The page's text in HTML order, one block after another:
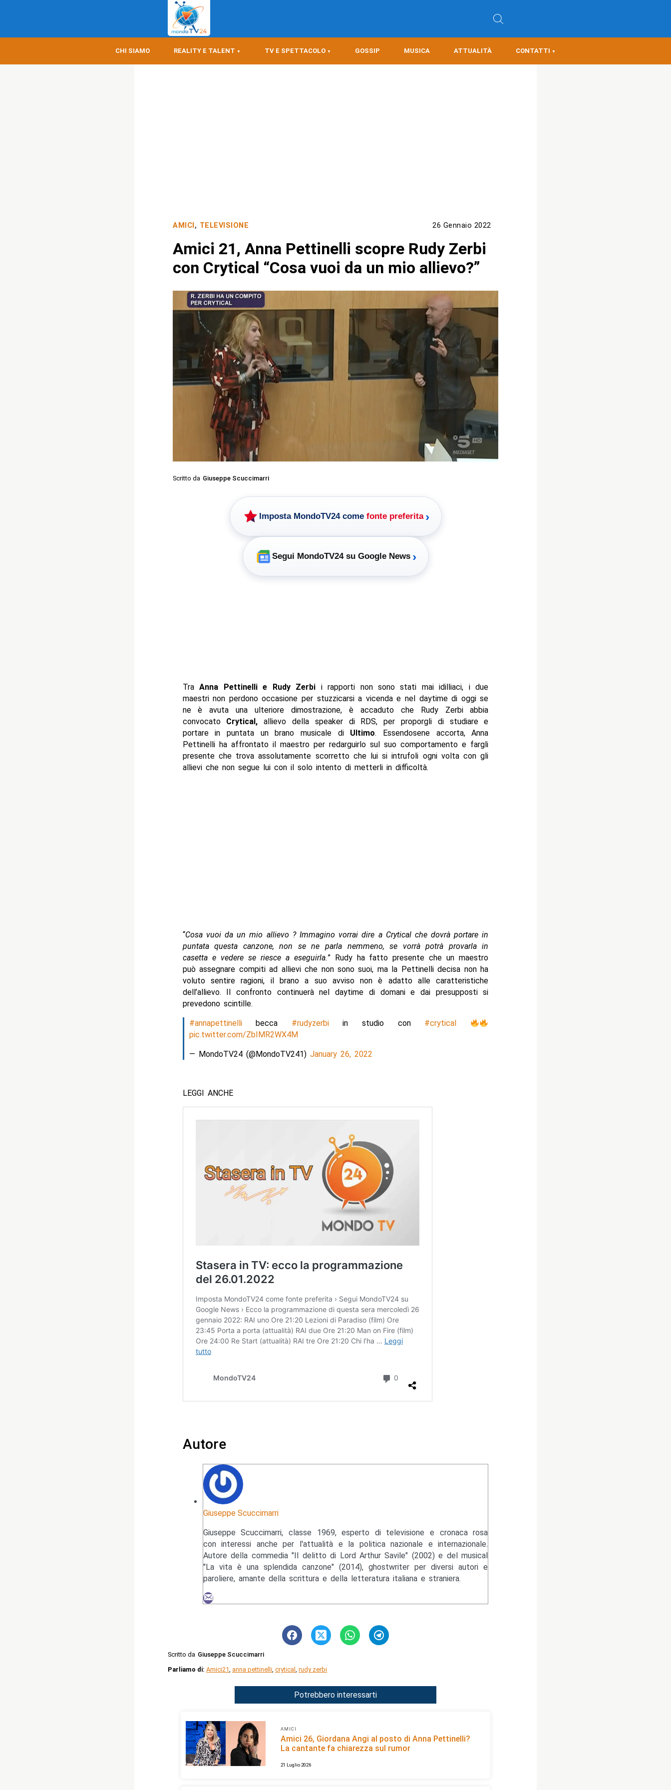
CHI SIAMO REALITY E TALENT TV E SPETTACOLO GOSSIP MUSICA ATTUALITÀ CONTATTI
AMICI, TELEVISIONE 26 Gennaio 2022
Amici 21, Anna Pettinelli scopre Rudy Zerbi
con Crytical “Cosa vuoi da un mio allievo?”
Scritto da Giuseppe Scuccimarri
Imposta MondoTV24 come fonte preferita ›
Segui MondoTV24 su Google News ›
TraAnna Pettinelli e Rudy Zerbi i rapporti non sono stati mai idilliaci, i due
maestri non perdono occasione per stuzzicarsi a vicenda e nel daytime di oggi se
ne è avuta una ulteriore dimostrazione, è accaduto che Rudy Zerbi abbia
convocato Crytical, allievo della speaker di RDS, per proporgli di studiare e
portare in puntata un brano musicale di Ultimo. Essendosene accorta, Anna
Pettinelli ha affrontato il maestro per redarguirlo sul suo comportamento e fargli
presente che trova assolutamente scorretto che lui si intrufoli ogni volta con gli
allievi che non segue lui con il solo intento di metterli in difficoltà.
“Cosa vuoi da un mio allievo ? Immagino vorrai dire a Crytical che dovrà portare in
puntata questa canzone, non se ne parla nemmeno, se vorrà potrà provarla in
casetta e vedere se riesce a eseguirla.” Rudy ha fatto presente che un maestro
può assegnare compiti ad allievi che non sono suoi, ma la Pettinelli decisa non ha
voluto sentire ragioni, il brano a suo avviso non è adatto alle caratteristiche
dell’allievo. Il confronto continuerà nel daytime di domani e dai presupposti si
prevedono scintille.
#annapettinellibecca #rudyzerbiin studio con #crytical
pic.twitter.com/ZbIMR2WX4M
— MondoTV24 (@MondoTV241) January 26, 2022
LEGGI ANCHE
Autore
Giuseppe Scuccimarri
Giuseppe Scuccimarri, classe 1969, esperto di televisione e cronaca rosa
con interessi anche per l'attualità e la politica nazionale e internazionale.
Autore della commedia "Il delitto di Lord Arthur Savile" (2002) e del musical
"La vita è una splendida canzone" (2014), ghostwriter per diversi autori e
paroliere, amante della scrittura e della letteratura italiana e straniera.
Scritto da Giuseppe Scuccimarri
Parliamo di: Amici21 anna pettinelli crytical rudy zerbi
Potrebbero interessarti
AMICI
Amici 26, Giordana Angi al posto di Anna Pettinelli?
La cantante fa chiarezza sul rumor
21 Luglio 2026